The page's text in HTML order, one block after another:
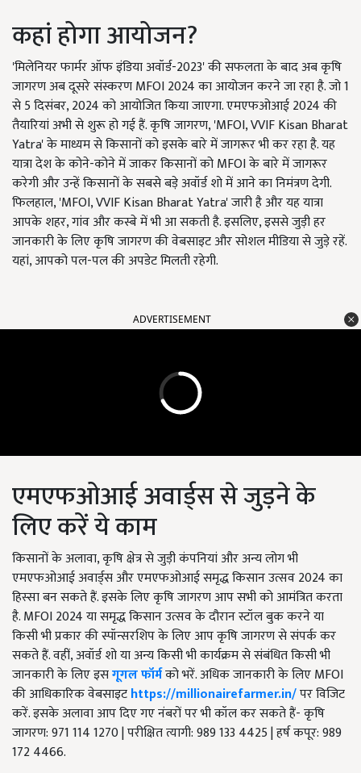
कहां होगा आयोजन?
'मिलेनियर फार्मर ऑफ इंडिया अवॉर्ड-2023' की सफलता के बाद अब कृषि
जागरण अब दूसरे संस्करण MFOI 2024 का आयोजन करने जा रहा है. जो 1
से 5 दिसंबर, 2024 को आयोजित किया जाएगा. एमएफओआई 2024 की
तैयारियां अभी से शुरू हो गई हैं. कृषि जागरण, 'MFOI, VVIF Kisan Bharat
Yatra' के माध्यम से किसानों को इसके बारे में जागरूर भी कर रहा है. यह
यात्रा देश के कोने-कोने में जाकर किसानों को MFOI के बारे में जागरूर
करेगी और उन्हें किसानों के सबसे बड़े अवॉर्ड शो में आने का निमंत्रण देगी.
फिलहाल, 'MFOI, VVIF Kisan Bharat Yatra' जारी है और यह यात्रा
आपके शहर, गांव और कस्बे में भी आ सकती है. इसलिए, इससे जुड़ी हर
जानकारी के लिए कृषि जागरण की वेबसाइट और सोशल मीडिया से जुड़े रहें.
यहां, आपको पल-पल की अपडेट मिलती रहेगी.
ADVERTISEMENT
एमएफओआई अवार्ड्स से जुड़ने के
लिए करें ये काम
किसानों के अलावा, कृषि क्षेत्र से जुड़ी कंपनियां और अन्य लोग भी
एमएफओआई अवार्ड्स और एमएफओआई समृद्ध किसान उत्सव 2024 का
हिस्सा बन सकते हैं. इसके लिए कृषि जागरण आप सभी को आमंत्रित करता
है. MFOI 2024 या समृद्ध किसान उत्सव के दौरान स्टॉल बुक करने या
किसी भी प्रकार की स्पॉन्सरशिप के लिए आप कृषि जागरण से संपर्क कर
सकते हैं. वहीं, अवॉर्ड शो या अन्य किसी भी कार्यक्रम से संबंधित किसी भी
जानकारी के लिए इसगूगल फॉर्मको भरें. अधिक जानकारी के लिए MFOI
की आधिकारिक वेबसाइटhttps://millionairefarmer.in/परविजिट
करें. इसके अलावा आप दिए गए नंबरों पर भी कॉल कर सकते हैं- कृषि
जागरण: 971 114 1270 | परीक्षित त्यागी: 989 133 4425 | हर्ष कपूर: 989
172 4466.